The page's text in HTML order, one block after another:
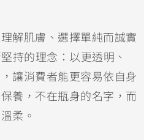
解肌膚、選擇單純而誠實
持的理念：以更透明、
讓消費者能更容易依自身
養，不在瓶身的名字，而
柔。